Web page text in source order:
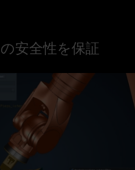
安全性を保証